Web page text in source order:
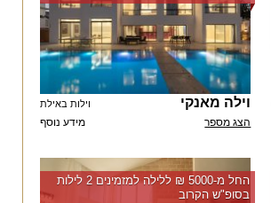
וילה מאנקי וילות באילת
מידע נוסף הצג מספר
החל מ-‏5000 ₪ ללילה למזמינים 2 לילות
בסופ"ש הקרוב